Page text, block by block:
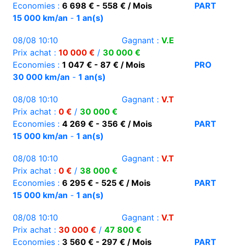
Economies : 6 698 € - 558 € / Mois
PART
15 000 km/an - 1 an(s)
08/08 10:10 Gagnant : V.E
Prix achat : 10 000 € / 30 000 €
Economies : 1 047 € - 87 € / Mois
PRO
30 000 km/an - 1 an(s)
08/08 10:10 Gagnant : V.T
Prix achat : 0 € / 30 000 €
Economies : 4 269 € - 356 € / Mois
PART
15 000 km/an - 1 an(s)
08/08 10:10 Gagnant : V.T
Prix achat : 0 € / 38 000 €
Economies : 6 295 € - 525 € / Mois
PART
15 000 km/an - 1 an(s)
08/08 10:10 Gagnant : V.T
Prix achat : 30 000 € / 47 800 €
Economies : 3 560 € - 297 € / Mois
PART